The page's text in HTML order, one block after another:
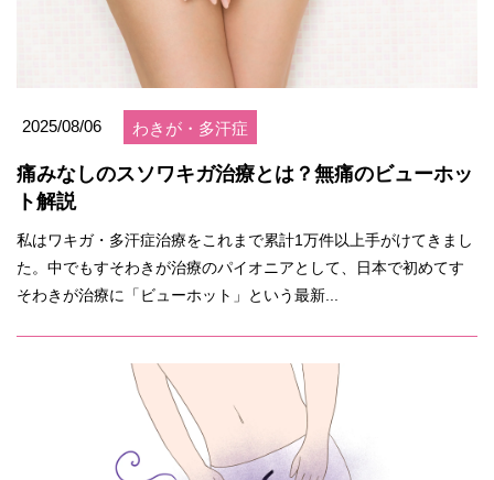
2025/08/06 わきが・多汗症
痛みなしのスソワキガ治療とは？無痛のビューホッ
ト解説
私はワキガ・多汗症治療をこれまで累計1万件以上手がけてきまし
た。中でもすそわきが治療のパイオニアとして、日本で初めてす
そわきが治療に「ビューホット」という最新...